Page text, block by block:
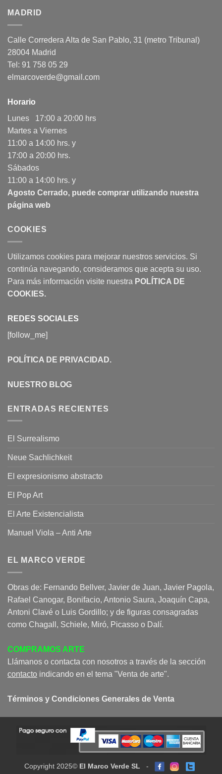
MADRID
Calle Corredera Alta de San Pablo, 31 (metro Tribunal)
28004 Madrid
Tel: 91 758 05 29
elmarcoverde@gmail.com
Horario
Lunes 17:00 a 20:00 hrs
Martes a Viernes
11:00 a 14:00 hrs. y
17:00 a 20:00 hrs.
Sábados
11:00 a 14:00 hrs. y
Agosto Cerrado, puede comprar utilizando nuestra
página web
COOKIES
Utilizamos cookies para mejorar nuestros servicios. Si
continúa navegando, consideramos que acepta su uso.
Para más información visite nuestra POLÍTICA DE
COOKIES.
REDES SOCIALES
[follow_me]
POLÍTICA DE PRIVACIDAD.
NUESTRO BLOG
ENTRADAS RECIENTES
El Surrealismo
Neue Sachlichkeit
El expresionismo abstracto
El Pop Art
El Arte Existencialista
Manuel Viola – Anti Arte
EL MARCO VERDE
Obras de: Fernando Bellver, Javier de Juan, Javier Pagola,
Rafael Canogar, Bonifacio, Antonio Saura, Joaquín Capa,
Antoni Clavé o Luis Gordillo; y de figuras consagradas
como Chagall, Schiele, Miró, Picasso o Dalí.
COMPRAMOS ARTE
Llámanos o contacta con nosotros a través de la sección
contacto indicando en el tema "Venta de arte".
Términos y Condiciones Generales de Venta
Copyright 2025© El Marco Verde SL -